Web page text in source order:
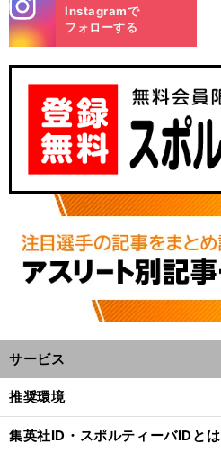
反。.
m
Instagramで
フォローする
サービス
推奨環境
集英社ID・スポルティーバIDとは